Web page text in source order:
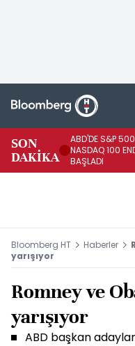
SON
DAKİKA
ABD'DE S&P 500
NASDAQ 100
BAŞLADI
Bloomberg HT Haberler
yarışıyor
Romney ve
yarışıyor
ABD başkan